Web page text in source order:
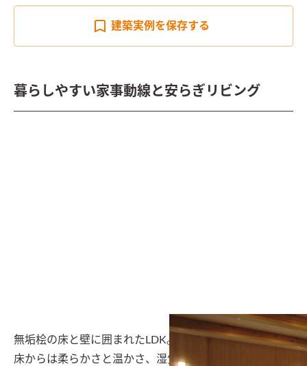
建築実例を保存する
暮らしやすい家事動線と安らぎリビング
無垢桧の床と壁に囲まれたLDK。
床からは柔らかさと温かさ、湿気知らずの足触りの良さ